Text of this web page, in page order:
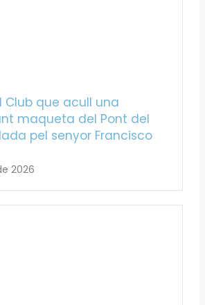
Club que acull una
maqueta del Pont del
pel senyor Francisco
2026